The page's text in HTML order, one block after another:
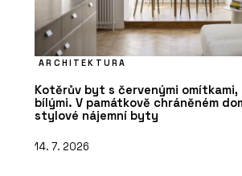
ARCHITEKTURA
Kotěrův byt s červenými omítkami,
bílými. V památkově chráněném
stylové nájemní byty
14. 7. 2026